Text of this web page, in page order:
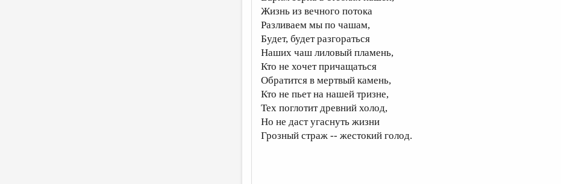
Жизнь из вечного потока
Разливаем мы по чашам,
Будет, будет разгораться
Наших чаш лиловый пламень,
Кто не хочет причащаться
Обратится в мертвый камень,
Кто не пьет на нашей тризне,
Тех поглотит древний холод,
Но не даст угаснуть жизни
Грозный страж -- жестокий голод.